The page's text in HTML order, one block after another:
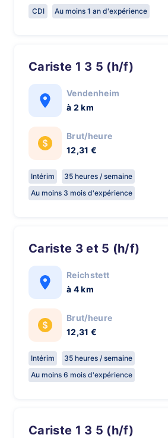
CDI Au moins 1 an d'expérience
Cariste 1 3 5 (h/f)
Vendenheim
à 2 km
Brut/heure
12,31 €
Intérim
35 heures / semaine
Au moins 3 mois d'expérience
Cariste 3 et 5 (h/f)
Reichstett
à 4 km
Brut/heure
12,31 €
Intérim
35 heures / semaine
Au moins 6 mois d'expérience
Cariste 1 3 5 (h/f)